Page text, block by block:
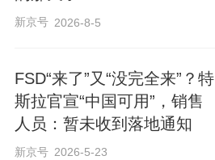
新京号 2026-8-5
FSD“来了”又“没完全来”？特
斯拉官宣“中国可用”，销售
人员：暂未收到落地通知
新京号 2026-5-23